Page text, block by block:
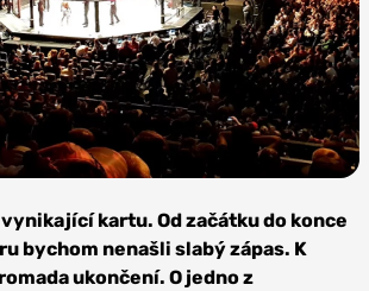
kartu. Od začátku do konce
bychom nenašli slabý zápas. K
ukončení. O jedno z